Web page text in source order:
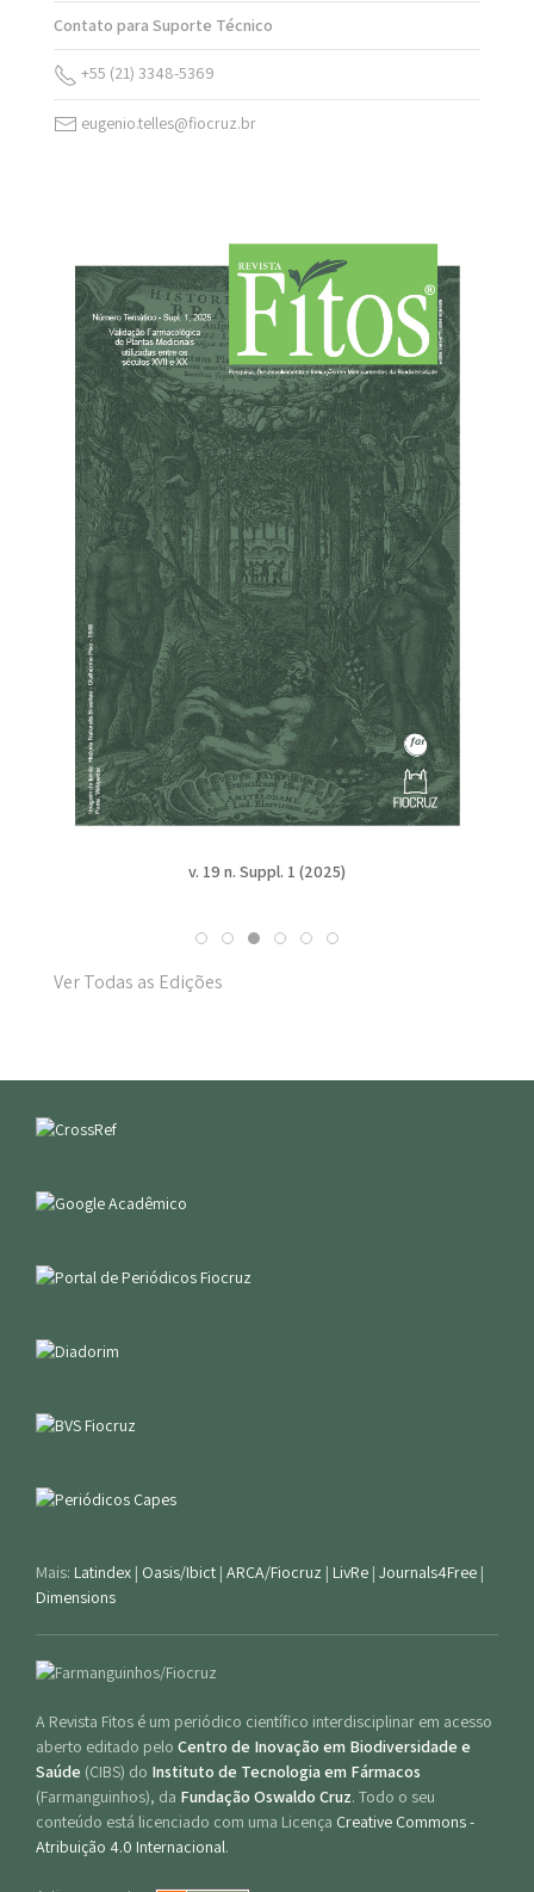
Contato para Suporte Técnico
+55 (21) 3348-5369
eugenio.telles@fiocruz.br
v. 19 n. Suppl. 1 (2025)
Ver Todas as Edições
Mais: Latindex | Oasis/Ibict | ARCA/Fiocruz | LivRe | Journals4Free |
Dimensions
A Revista Fitos é um periódico científico interdisciplinar em acesso
aberto editado pelo Centro de Inovação em Biodiversidade e
Saúde (CIBS) do Instituto de Tecnologia em Fármacos
(Farmanguinhos), da Fundação Oswaldo Cruz. Todo o seu
conteúdo está licenciado com uma Licença Creative Commons -
Atribuição 4.0 Internacional.